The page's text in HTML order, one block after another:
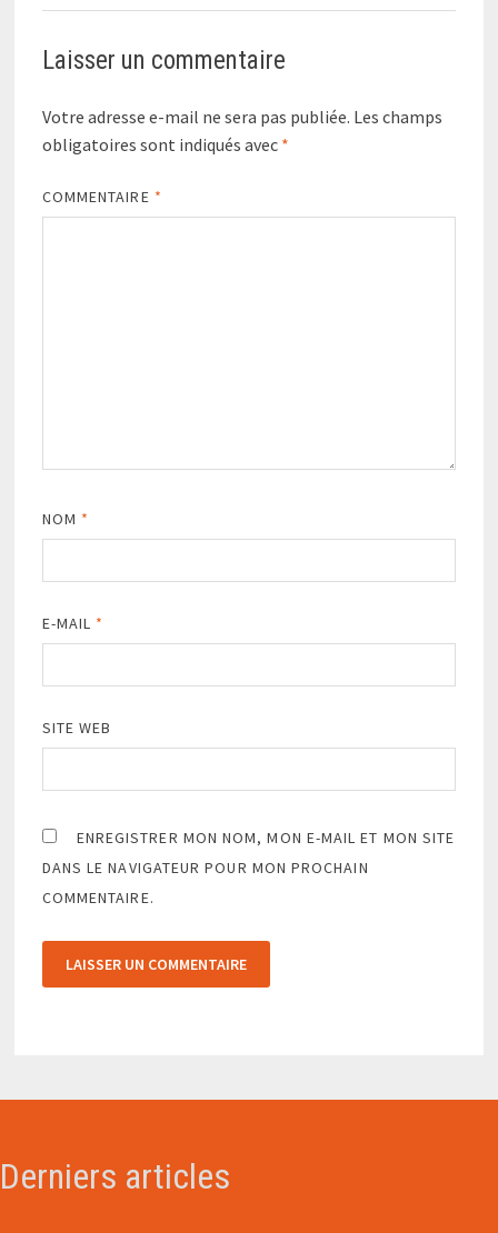
Laisser un commentaire
Votre adresse e-mail ne sera pas publiée. Les champs
obligatoires sont indiqués avec *
COMMENTAIRE *
NOM *
E-MAIL *
SITE WEB
ENREGISTRER MON NOM, MON E-MAIL ET MON SITE
DANS LE NAVIGATEUR POUR MON PROCHAIN
COMMENTAIRE.
Derniers articles